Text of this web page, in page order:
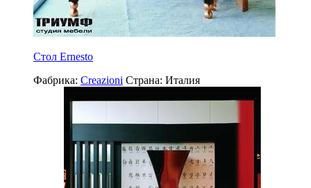
Стол Ernesto
Фабрика: Creazioni Страна: Италия